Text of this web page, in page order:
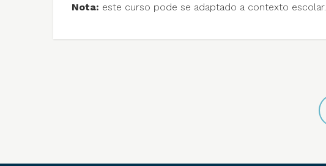
Nota: este curso pode se adaptado a contexto escolar.